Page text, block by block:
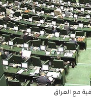
مع العراق